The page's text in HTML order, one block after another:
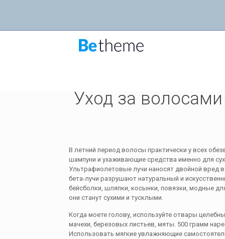
Уход за волосами летом
Уход за
В летний период волосы практически у всех
шампуни и ухаживающие средства именно для
Ультрафиолетовые лучи наносят двойной вред
бета-лучи разрушают натуральный и
бейсболки, шляпки, косынки, повязки, модные
они станут сухими и тусклыми.
Когда моете голову, используйте отвары
мачехи, березовых листьев, мяты. 500 грамм
Использовать мягкие увлажняющие